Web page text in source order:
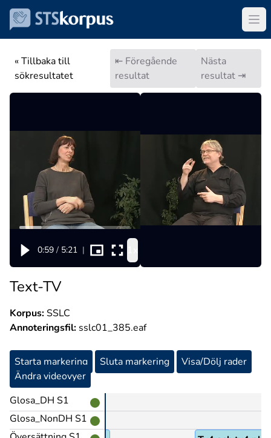
« Tillbaka till
sökresultatet
⇤ Föregående
resultat
Nästa
resultat ⇥
0:59 / 5:21 |
Text-TV
Korpus:SSLC
Annoteringsfil: sslc01_385.eaf
Starta markering Sluta markering
Visa/Dölj rader
Ändra videovyer
Glosa_DH S1
Glosa_NonDH S1